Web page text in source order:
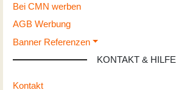
Bei CMN werben
AGB Werbung
Banner Referenzen
KONTAKT & HILFE
Kontakt